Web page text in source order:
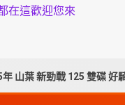
在這歡迎您來
勁戰 125 雙碟 好騎代步車